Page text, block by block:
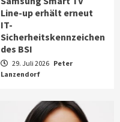
Line-up erhält erneut
IT-
Sicherheitskennzeichen
des BSI
29. Juli 2026 Peter
Lanzendorf